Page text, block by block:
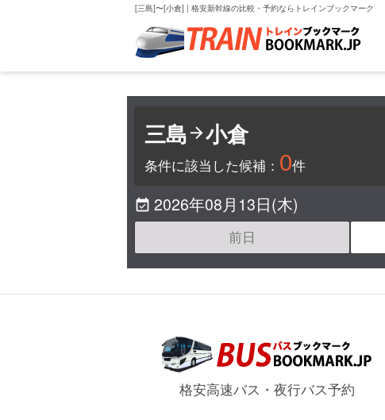
[三島]〜[小倉] | 格安新幹線の比較・予約ならトレインブックマーク
三島 小倉
条件に該当した候補： 0件
 2026年08月13日(木)
前日
格安高速バス・夜行バス予約